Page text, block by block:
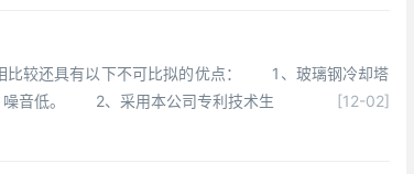
比较还具有以下不可比拟的优点： 1、玻璃钢冷却塔
噪音低。 2、采用本公司专利技术生
[12-02]